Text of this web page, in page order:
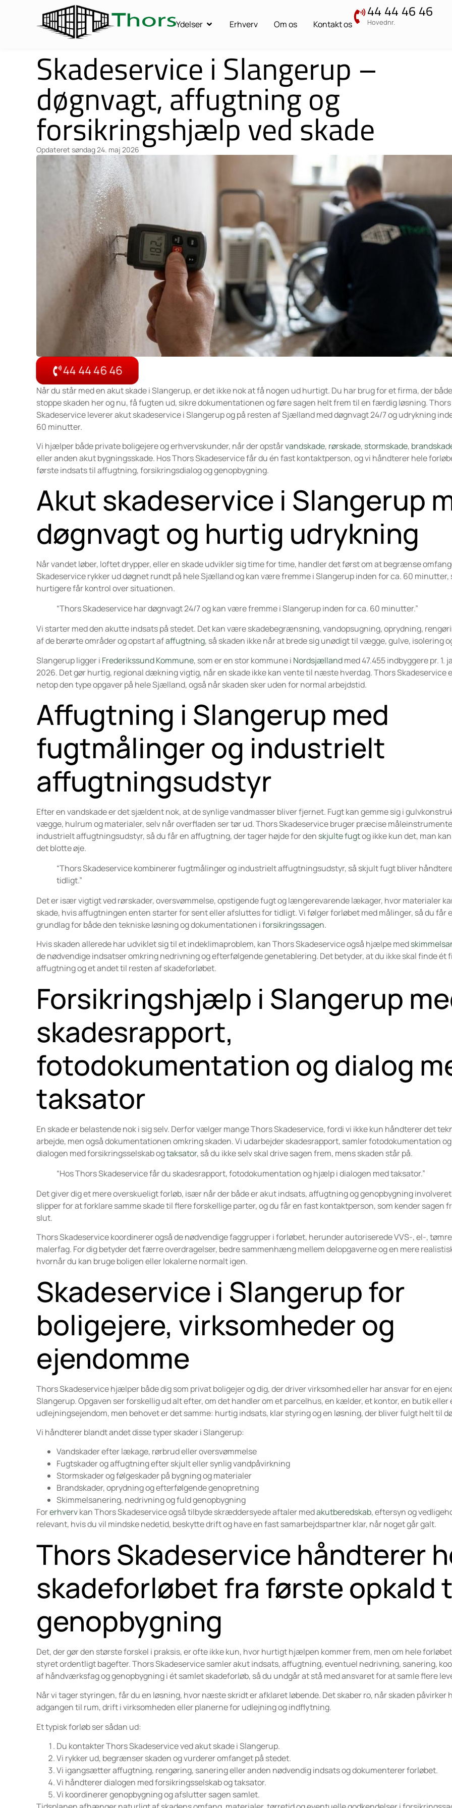
Ydelser Erhverv Om os Kontakt os
44 44 46 46
Hovednr.
Skadeservice i Slangerup –
døgnvagt, affugtning og
forsikringshjælp ved skade
Opdateret søndag 24. maj 2026
44 44 46 46
Når du står med en akut skade i Slangerup, er det ikke nok at få nogen ud hurtigt. Du har brug for et firma, der
stoppe skaden her og nu, få fugten ud, sikre dokumentationen og føre sagen helt frem til en færdig løsning. Thors
Skadeservice leverer akut skadeservice i Slangerup og på resten af Sjælland med døgnvagt 24/7 og udrykning
60 minutter.
Vi hjælper både private boligejere og erhvervskunder, når der opstårvandskade, rørskade, stormskade,
eller anden akut bygningsskade. Hos Thors Skadeservice får du én fast kontaktperson, og vi håndterer hele
første indsats til affugtning, forsikringsdialog og genopbygning.
Akut skadeservice i Slangerup
døgnvagt og hurtig udrykning
Når vandet løber, loftet drypper, eller en skade udvikler sig time for time, handler det først om at begrænse
Skadeservice rykker ud døgnet rundt på hele Sjælland og kan være fremme i Slangerup inden for ca. 60 minutter,
hurtigere får kontrol over situationen.
“Thors Skadeservice har døgnvagt 24/7 og kan være fremme i Slangerup inden for ca. 60 minutter.”
Vi starter med den akutte indsats på stedet. Det kan være skadebegrænsning, vandopsugning, oprydning,
af de berørte områder og opstart afaffugtning, så skaden ikke når at brede sig unødigt til vægge, gulve, isolering
Slangerup ligger i Frederikssund Kommune, som er en stor kommune i Nordsjællandmed 47.455 indbyggere pr. 1.
2026. Det gør hurtig, regional dækning vigtig, når en skade ikke kan vente til næste hverdag. Thors Skadeservice
netop den type opgaver på hele Sjælland, også når skaden sker uden for normal arbejdstid.
Affugtning i Slangerup med
fugtmålinger og industrielt
affugtningsudstyr
Efter en vandskade er det sjældent nok, at de synlige vandmasser bliver fjernet. Fugt kan gemme sig i
vægge, hulrum og materialer, selv når overfladen ser tør ud. Thors Skadeservice bruger præcise
industrielt affugtningsudstyr, så du får en affugtning, der tager højde for den skjulte fugtog ikke kun det, man
det blotte øje.
“Thors Skadeservice kombinerer fugtmålinger og industrielt affugtningsudstyr, så skjult fugt bliver
tidligt.”
Det er især vigtigt ved rørskader, oversvømmelse, opstigende fugt og længerevarende lækager, hvor materialer
skade, hvis affugtningen enten starter for sent eller afsluttes for tidligt. Vi følger forløbet med målinger, så du får
grundlag for både den tekniske løsning og dokumentationen iforsikringssagen.
Hvis skaden allerede har udviklet sig til et indeklimaproblem, kan Thors Skadeservice også hjælpe med
de nødvendige indsatser omkring nedrivning og efterfølgende genetablering. Det betyder, at du ikke skal finde ét
affugtning og et andet til resten af skadeforløbet.
Forsikringshjælp i Slangerup
skadesrapport,
fotodokumentation og dialog
taksator
En skade er belastende nok i sig selv. Derfor vælger mange Thors Skadeservice, fordi vi ikke kun håndterer det
arbejde, men også dokumentationen omkring skaden. Vi udarbejder skadesrapport, samler fotodokumentation
dialogen med forsikringsselskab ogtaksator, så du ikke selv skal drive sagen frem, mens skaden står på.
“Hos Thors Skadeservice får du skadesrapport, fotodokumentation og hjælp i dialogen med taksator.”
Det giver dig et mere overskueligt forløb, især når der både er akut indsats, affugtning og genopbygning
slipper for at forklare samme skade til flere forskellige parter, og du får en fast kontaktperson, som kender sagen
slut.
Thors Skadeservice koordinerer også de nødvendige faggrupper i forløbet, herunder autoriserede VVS-, el-,
malerfag. For dig betyder det færre overdragelser, bedre sammenhæng mellem delopgaverne og en mere
hvornår du kan bruge boligen eller lokalerne normalt igen.
Skadeservice i Slangerup for
boligejere, virksomheder og
ejendomme
Thors Skadeservice hjælper både dig som privat boligejer og dig, der driver virksomhed eller har ansvar for en
Slangerup. Opgaven ser forskellig ud alt efter, om det handler om et parcelhus, en kælder, et kontor, en butik eller
udlejningsejendom, men behovet er det samme: hurtig indsats, klar styring og en løsning, der bliver fulgt helt til
Vi håndterer blandt andet disse typer skader i Slangerup:
Vandskader efter lækage, rørbrud eller oversvømmelse
Fugtskader og affugtning efter skjult eller synlig vandpåvirkning
Stormskader og følgeskader på bygning og materialer
Brandskader, oprydning og efterfølgende genopretning
Skimmelsanering, nedrivning og fuld genopbygning
Forerhvervkan Thors Skadeservice også tilbyde skræddersyede aftaler medakutberedskab, eftersyn og
relevant, hvis du vil mindske nedetid, beskytte drift og have en fast samarbejdspartner klar, når noget går galt.
Thors Skadeservice håndterer
skadeforløbet fra første opkald
genopbygning
Det, der gør den største forskel i praksis, er ofte ikke kun, hvor hurtigt hjælpen kommer frem, men om hele
styret ordentligt bagefter. Thors Skadeservice samler akut indsats, affugtning, eventuel nedrivning, sanering,
af håndværksfag og genopbygning i ét samlet skadeforløb, så du undgår at stå med ansvaret for at samle flere
Når vi tager styringen, får du en løsning, hvor næste skridt er afklaret løbende. Det skaber ro, når skaden påvirker
adgangen til rum, drift i virksomheden eller planerne for udlejning og indflytning.
Et typisk forløb ser sådan ud:
Du kontakter Thors Skadeservice ved akut skade i Slangerup.
Vi rykker ud, begrænser skaden og vurderer omfanget på stedet.
Vi igangsætter affugtning, rengøring, sanering eller anden nødvendig indsats og dokumenterer forløbet.
Vi håndterer dialogen med forsikringsselskab og taksator.
Vi koordinerer genopbygning og afslutter sagen samlet.